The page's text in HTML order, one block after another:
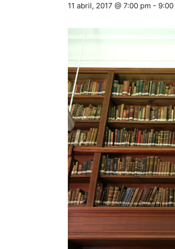
11 abril, 2017 @ 7:00 pm -